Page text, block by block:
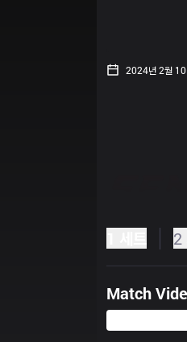
2024년 2월 10
2
Match